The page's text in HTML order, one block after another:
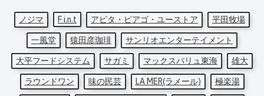
ノジマ F i.n.t アピタ・ピアゴ・ユーストア
平田牧場
一風堂
猿田彦珈琲
サンリオエンターテイメント
大平フードシステム
サガミ マックスバリュ東海
雄大
ラウンドワン
味の民芸 LA MER(ラメール)
極楽湯